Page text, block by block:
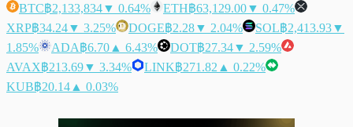
BTC฿2,133,834▼ 0.64% ETH฿63,129.00▼ 0.47%
XRP฿34.24▼ 3.25% DOGE฿2.28▼ 2.04% SOL฿2,413.93▼
1.85%
ADA฿6.70 ▲ 6.43% DOT฿27.34▼ 2.59%
AVAX฿213.69▼ 3.34% LINK฿271.82 ▲ 0.22%
KUB฿20.14 ▲ 0.03%